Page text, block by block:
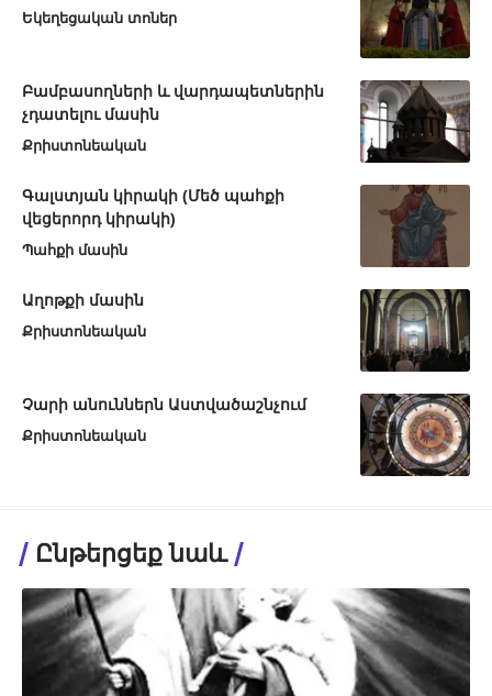
Եկեղեցական տոներ
Բամբասողների և վարդապետներին
չդատելու մասին
Քրիստոնեական
Գալստյան կիրակի (Մեծ պահքի
վեցերորդ կիրակի)
Պահքի մասին
Աղոթքի մասին
Քրիստոնեական
Չարի անուններն Աստվածաշնչում
Քրիստոնեական
Ընթերցեք նաև